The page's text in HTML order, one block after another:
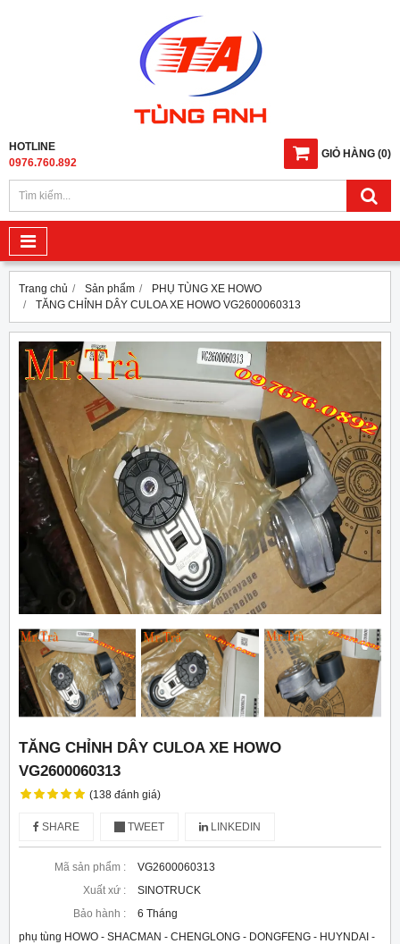
GIỎ HÀNG (0)
HOTLINE
0976.760.892
Trang chủ Sản phẩm
PHỤ TÙNG XE HOWO
TĂNG CHỈNH DÂY CULOA XE HOWO VG2600060313
TĂNG CHỈNH DÂY CULOA XE HOWO
VG2600060313
(138 đánh giá)
SHARE TWEET LINKEDIN
Mã sản phẩm :
VG2600060313
Xuất xứ :
SINOTRUCK
Bảo hành :
6 Tháng
phụ tùng HOWO - SHACMAN - CHENGLONG - DONGFENG - HUYNDAI -